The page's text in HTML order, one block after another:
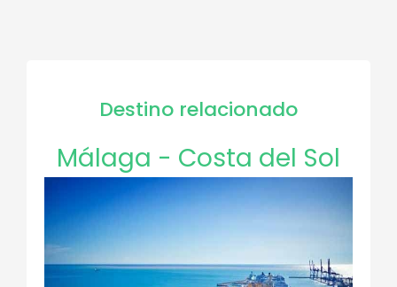
Destino relacionado
Málaga - Costa del Sol